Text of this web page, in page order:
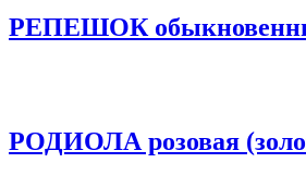
РЕПЕШОК
РОДИОЛА розовая